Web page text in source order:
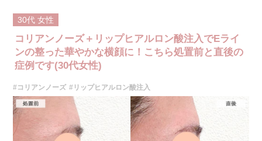
施術内容：鼻中隔を長く、人中は短く見えるよう、鼻柱（鼻中隔下部）に
ヒアルロン酸を注入し、鼻先から上唇までの距離（人中）を相対的に短く
見せる施術です。クレヴィエルコントアという、硬さと形成力に優れたヒ
アルロン酸を用います。
施術時間：約15分程
リスク、副作用：施術後に、注入部位の腫れ、発赤（赤み）、内出血、圧
痛、突っ張るような違和感などが一時的に生じることがあります。また、
閉塞）などの重篤な副作用が報告されています。施術後1〜2週間は、注入
部位を強くこする・圧迫するなどのマッサージや刺激は避けてください。
費用：131,800円(税込)
オプション：表面麻酔 3,300円(税込) 笑気麻酔 3,300円(税込)
30代 女性
コリアンノーズ＋リップヒアルロン酸注入でEライ
ンの整った華やかな横顔に！こちら処置前と直後の
症例です(30代女性)
#コリアンノーズ #リップヒアルロン酸注入